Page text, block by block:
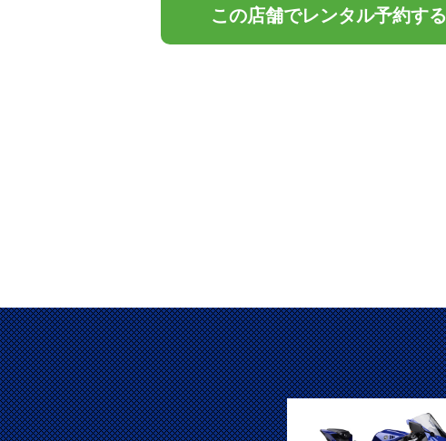
この店舗でレンタル予約する